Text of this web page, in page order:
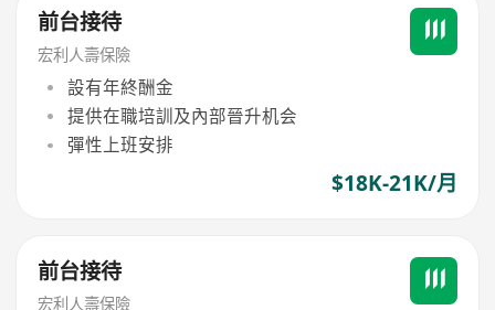
前台接待
宏利人壽保險
設有年終酬金
提供在職培訓及內部晉升机会
彈性上班安排
$18K-21K/月
前台接待
宏利人壽保險